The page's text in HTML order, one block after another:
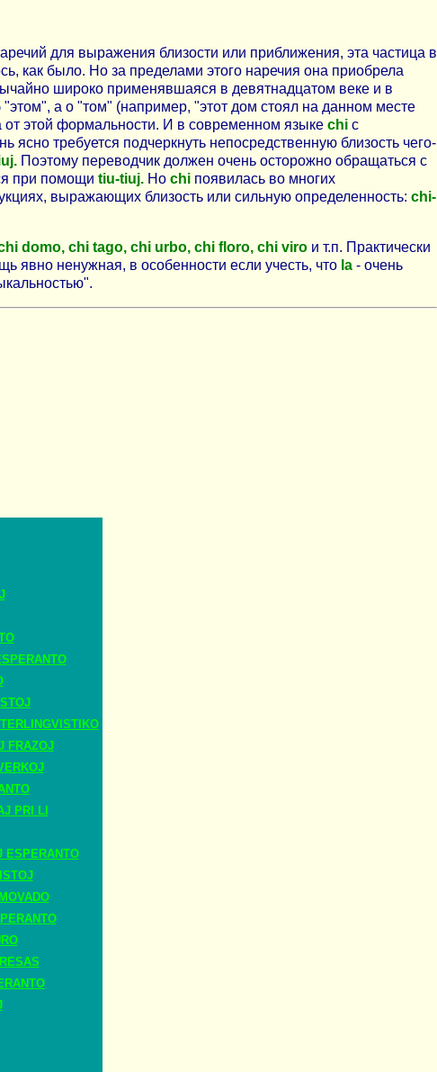
для выражения близости или приближения, эта частица в
как было. Но за пределами этого наречия она приобрела
широко применявшаяся в девятнадцатом веке и в
а о "том" (например, "этот дом стоял на данном месте
от этой формальности. И в современном языке chi с
требуется подчеркнуть непосредственную близость чего-
Поэтому переводчик должен очень осторожно обращаться с
при помощи tiu-tiuj. Но chi появилась во многих
выражающих близость или сильную определенность: chi-
domo, chi tago, chi urbo, chi floro, chi viro и т.п. Практически
явно ненужная, в особенности если учесть, что la - очень
FRAZOJ
PRI LI
ESPERANTO